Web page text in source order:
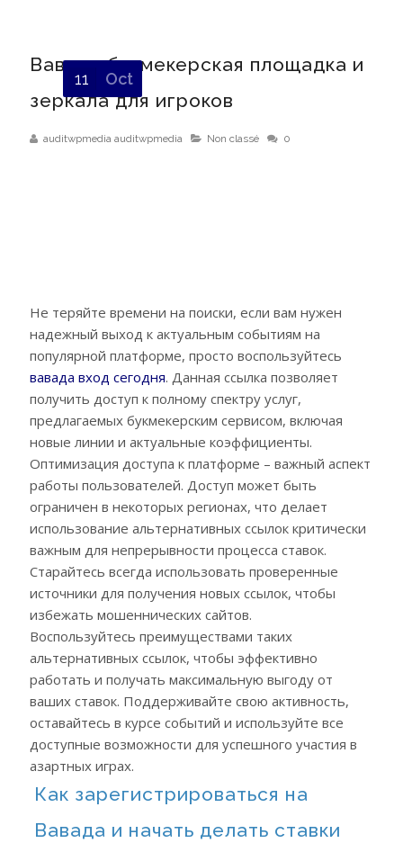
Вавада букмекерская площадка и
зеркала для игроков
auditwpmedia auditwpmedia Non classé 0
11 Oct
Не теряйте времени на поиски, если вам нужен
надежный выход к актуальным событиям на
популярной платформе, просто воспользуйтесь
вавада вход сегодня. Данная ссылка позволяет
получить доступ к полному спектру услуг,
предлагаемых букмекерским сервисом, включая
новые линии и актуальные коэффициенты.
Оптимизация доступа к платформе – важный аспект
работы пользователей. Доступ может быть
ограничен в некоторых регионах, что делает
использование альтернативных ссылок критически
важным для непрерывности процесса ставок.
Старайтесь всегда использовать проверенные
источники для получения новых ссылок, чтобы
избежать мошеннических сайтов.
Воспользуйтесь преимуществами таких
альтернативных ссылок, чтобы эффективно
работать и получать максимальную выгоду от
ваших ставок. Поддерживайте свою активность,
оставайтесь в курсе событий и используйте все
доступные возможности для успешного участия в
азартных играх.
Как зарегистрироваться на
Вавада и начать делать ставки